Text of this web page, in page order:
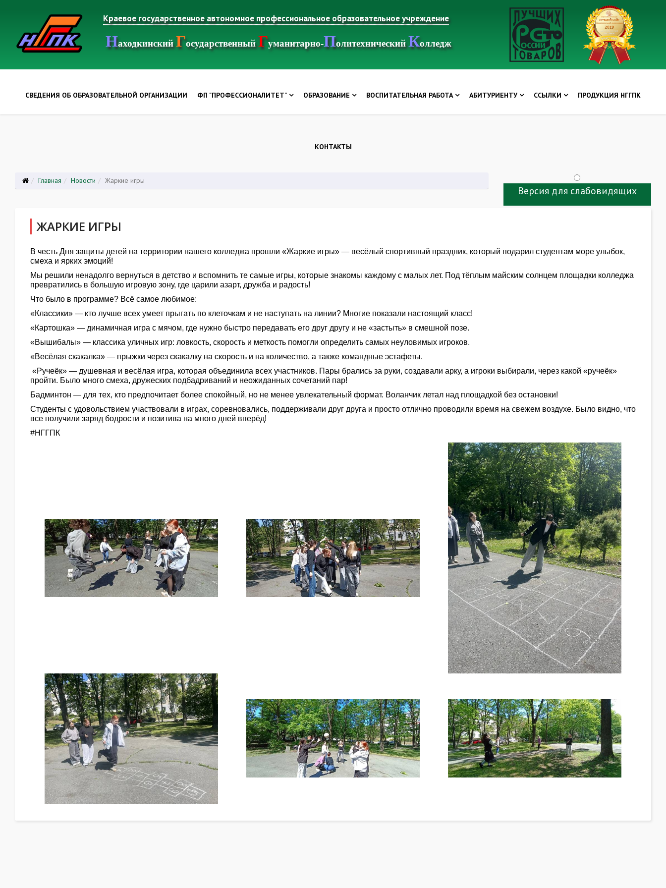
Краевое государственное автономное профессиональное образовательное учреждение
НаходкинскийГосударственныйГуманитарно-ПолитехническийКолледж
СВЕДЕНИЯ ОБ ОБРАЗОВАТЕЛЬНОЙ ОРГАНИЗАЦИИ ФП "ПРОФЕССИОНАЛИТЕТ" ОБРАЗОВАНИЕ ВОСПИТАТЕЛЬНАЯ РАБОТА АБИТУРИЕНТУ ССЫЛКИ ПРОДУКЦИЯ НГГПК
КОНТАКТЫ
Главная Новости Жаркие игры
Версия для слабовидящих
ЖАРКИЕ ИГРЫ
В честь Дня защиты детей на территории нашего колледжа прошли «Жаркие игры» — весёлый спортивный праздник, который подарил студентам море улыбок,
смеха и ярких эмоций!
Мы решили ненадолго вернуться в детство и вспомнить те самые игры, которые знакомы каждому с малых лет. Под тёплым майским солнцем площадки колледжа
превратились в большую игровую зону, где царили азарт, дружба и радость!
Что было в программе? Всё самое любимое:
«Классики» — кто лучше всех умеет прыгать по клеточкам и не наступать на линии? Многие показали настоящий класс!
«Картошка» — динамичная игра с мячом, где нужно быстро передавать его друг другу и не «застыть» в смешной позе.
«Вышибалы» — классика уличных игр: ловкость, скорость и меткость помогли определить самых неуловимых игроков.
«Весёлая скакалка» — прыжки через скакалку на скорость и на количество, а также командные эстафеты.
«Ручеёк» — душевная и весёлая игра, которая объединила всех участников. Пары брались за руки, создавали арку, а игроки выбирали, через какой «ручеёк»
пройти. Было много смеха, дружеских подбадриваний и неожиданных сочетаний пар!
Бадминтон — для тех, кто предпочитает более спокойный, но не менее увлекательный формат. Воланчик летал над площадкой без остановки!
Студенты с удовольствием участвовали в играх, соревновались, поддерживали друг друга и просто отлично проводили время на свежем воздухе. Было видно, что
все получили заряд бодрости и позитива на много дней вперёд!
#НГГПК